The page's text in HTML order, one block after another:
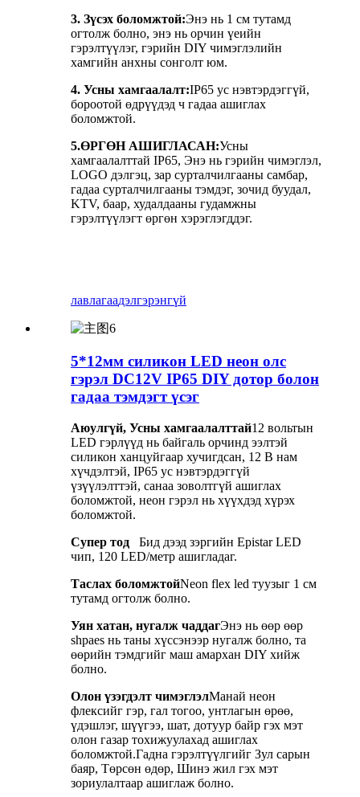
3. Зүсэх боломжтой:Энэ нь 1 см тутамд
огтолж болно, энэ нь орчин үеийн
гэрэлтүүлэг, гэрийн DIY чимэглэлийн
хамгийн анхны сонголт юм.
4. Усны хамгаалалт:IP65 ус нэвтэрдэггүй,
бороотой өдрүүдэд ч гадаа ашиглах
боломжтой.
5.ӨРГӨН АШИГЛАСАН:Усны
хамгаалалттай IP65, Энэ нь гэрийн чимэглэл,
LOGO дэлгэц, зар сурталчилгааны самбар,
гадаа сурталчилгааны тэмдэг, зочид буудал,
KTV, баар, худалдааны гудамжны
гэрэлтүүлэгт өргөн хэрэглэгддэг.
лавлагаадэлгэрэнгүй
5*12мм силикон LED неон олс
гэрэл DC12V IP65 DIY дотор болон
гадаа тэмдэгт үсэг
Аюулгүй, Усны хамгаалалттай12 вольтын
LED гэрлүүд нь байгаль орчинд ээлтэй
силикон ханцуйгаар хучигдсан, 12 В нам
хүчдэлтэй, IP65 ус нэвтэрдэггүй
үзүүлэлттэй, санаа зоволтгүй ашиглах
боломжтой, неон гэрэл нь хүүхдэд хүрэх
боломжтой.
Супер тод
Бид дээд зэргийн Epistar LED
чип, 120 LED/метр ашигладаг.
Таслах боломжтойNeon flex led туузыг 1 см
тутамд огтолж болно.
Уян хатан, нугалж чаддагЭнэ нь өөр өөр
shpaes нь таны хүссэнээр нугалж болно, та
өөрийн тэмдгийг маш амархан DIY хийж
болно.
Олон үзэгдэлт чимэглэлМанай неон
флексийг гэр, гал тогоо, унтлагын өрөө,
үдэшлэг, шүүгээ, шат, дотуур байр гэх мэт
олон газар тохижуулахад ашиглах
боломжтой.Гадна гэрэлтүүлгийг Зул сарын
баяр, Төрсөн өдөр, Шинэ жил гэх мэт
зориулалтаар ашиглаж болно.